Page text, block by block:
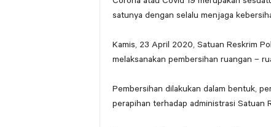
satunya dengan selalu menjaga
Kamis, 23 April 2020, Satuan Reskrim
melaksanakan pembersihan ruangan –
Pembersihan dilakukan dalam bentuk,
perapihan terhadap administrasi Satuan